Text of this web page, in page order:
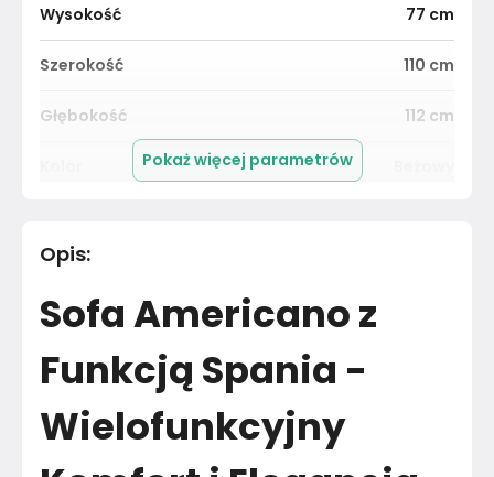
Wysokość 77 cm
Szerokość 110 cm
Głębokość 112 cm
Materiał
Kolor
Marka KOMFORTOWE MEBLE
Montaż
Pokaż więcej parametrów
Opis:
Sofa Americano z
Funkcją Spania -
Wielofunkcyjny